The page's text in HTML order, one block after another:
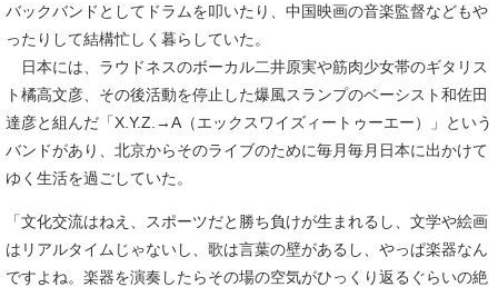
バックバンドとしてドラムを叩いたり、中国映画の音楽監督などもや
ったりして結構忙しく暮らしていた。
日本には、ラウドネスのボーカル二井原実や筋肉少女帯のギタリス
ト橘高文彦、その後活動を停止した爆風スランプのベーシスト和佐田
達彦と組んだ「X.Y.Z.→A（エックスワイズィートゥーエー）」という
バンドがあり、北京からそのライブのために毎月毎月日本に出かけて
ゆく生活を過ごしていた。
「文化交流はねえ、スポーツだと勝ち負けが生まれるし、文学や絵画
はリアルタイムじゃないし、歌は言葉の壁があるし、やっぱ楽器なん
ですよね。楽器を演奏したらその場の空気がひっくり返るぐらいの絶